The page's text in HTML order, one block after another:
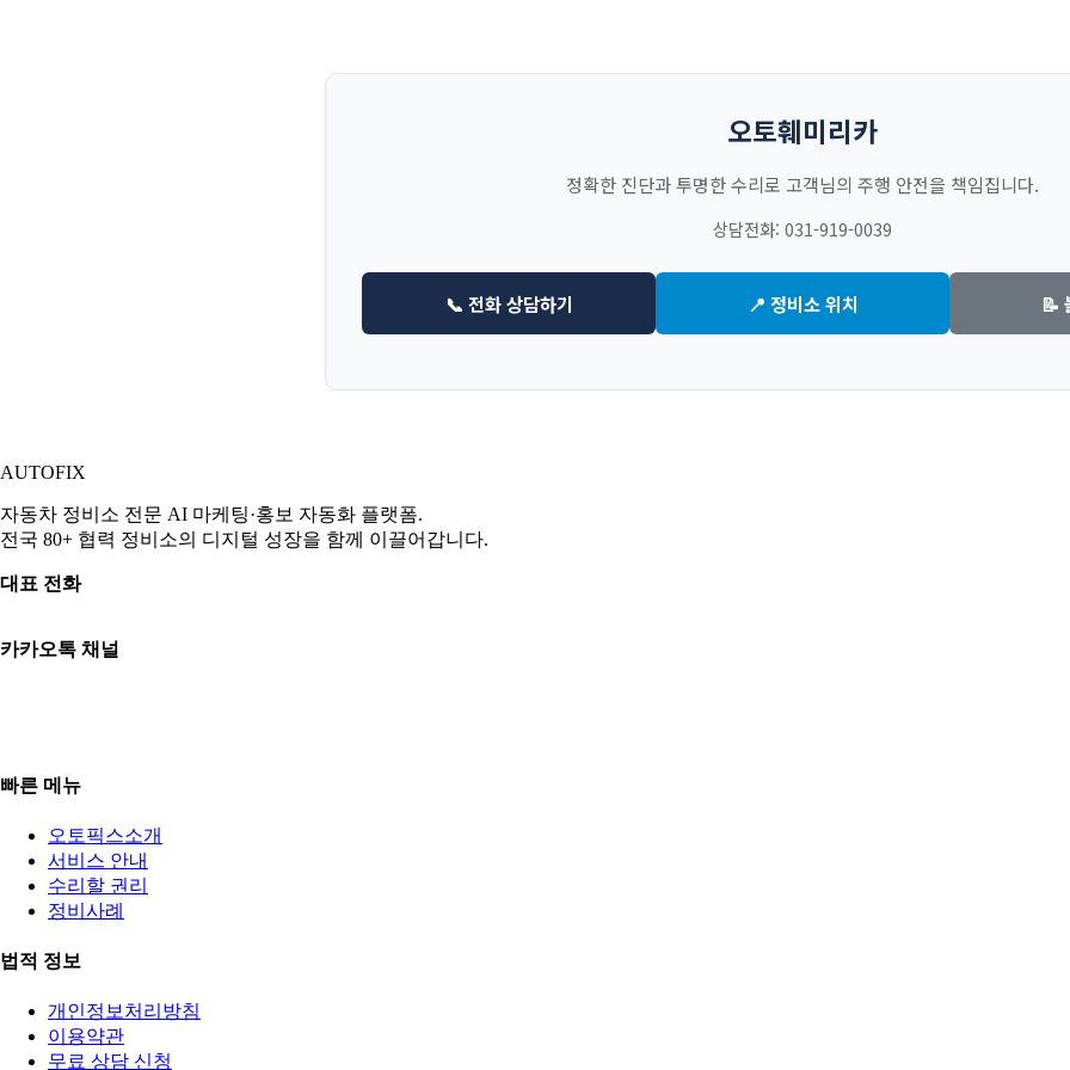
오토훼미리카
정확한 진단과 투명한 수리로 고객님의 주행 안전을 책임집니다.
상담전화: 031-919-0039
📞 전화 상담하기 📍 정비소 위치 📝
AUTOFIX
자동차 정비소 전문 AI 마케팅·홍보 자동화 플랫폼.
전국 80+ 협력 정비소의 디지털 성장을 함께 이끌어갑니다.
대표 전화
카카오톡 채널
빠른 메뉴
오토픽스소개
서비스 안내
수리할 권리
정비사례
법적 정보
개인정보처리방침
이용약관
무료 상담 신청